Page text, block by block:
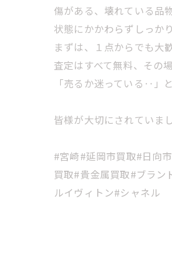
傷がある、壊れている品
状態にかかわらずしっか
まずは、１点からでも大
査定はすべて無料、その
「売るか迷っている‥」
皆様が大切にされていま
#宮崎#延岡市買取#日向
買取#貴金属買取#ブラン
ルイヴィトン#シャネル